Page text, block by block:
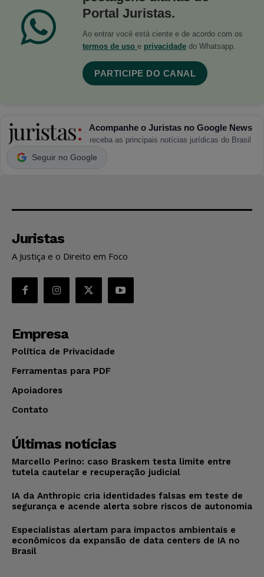
Portal Juristas.
Ao entrar você está ciente e de acordo com os
termos de uso e privacidade do Whatsapp.
PARTICIPE DO CANAL
Acompanhe o Juristas no Google News
receba as principais notícias jurídicas do Brasil
Seguir no Google
Juristas
A Justiça e o Direito em Foco
Empresa
Política de Privacidade
Ferramentas para PDF
Apoiadores
Contato
Últimas notícias
Marcello Perino: caso Braskem testa limite entre
tutela cautelar e recuperação judicial
IA da Anthropic cria identidades falsas em teste de
segurança e acende alerta sobre riscos de autonomia
Especialistas alertam para impactos ambientais e
econômicos da expansão de data centers de IA no
Brasil